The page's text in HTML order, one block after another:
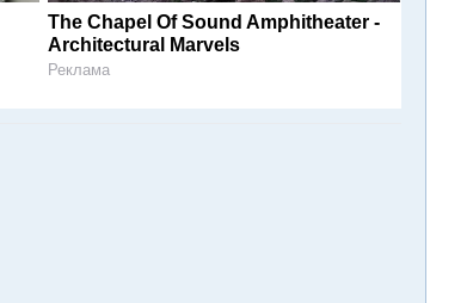
The Chapel Of Sound Amphitheater -
Architectural Marvels
Реклама